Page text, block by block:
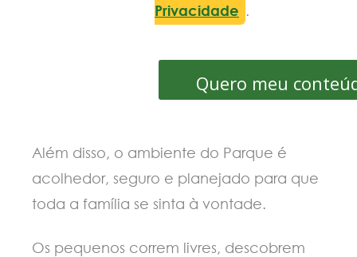
Privacidade .
Quero meu
Além disso, o ambiente do Parque é
acolhedor, seguro e planejado para que
toda a família se sinta à vontade.
Os pequenos correm livres, descobrem